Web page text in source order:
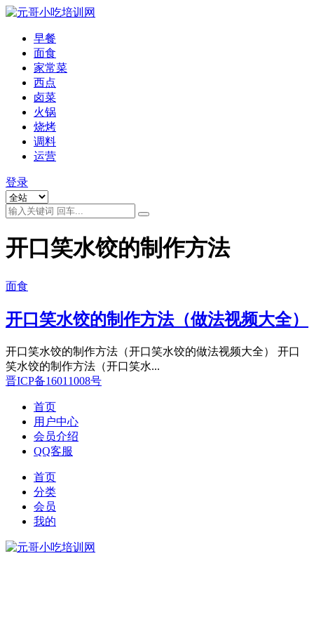
早餐
面食
家常菜
西点
卤菜
火锅
烧烤
调料
运营
登录
开口笑水饺的制作方法
面食
开口笑水饺的制作方法（做法视频大全）
开口笑水饺的制作方法（开口笑水饺的做法视频大全） 开口
笑水饺的制作方法（开口笑水...
晋ICP备16011008号
首页
用户中心
会员介绍
QQ客服
首页
分类
会员
我的